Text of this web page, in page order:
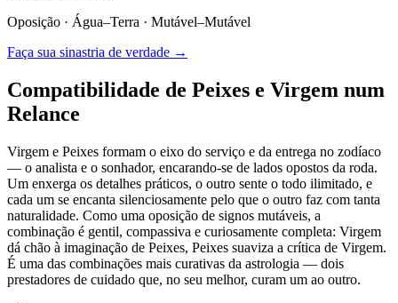
Oposição · Água–Terra · Mutável–Mutável
Faça sua sinastria de verdade →
Compatibilidade de Peixes e Virgem num
Relance
Virgem e Peixes formam o eixo do serviço e da entrega no zodíaco
— o analista e o sonhador, encarando-se de lados opostos da roda.
Um enxerga os detalhes práticos, o outro sente o todo ilimitado, e
cada um se encanta silenciosamente pelo que o outro faz com tanta
naturalidade. Como uma oposição de signos mutáveis, a
combinação é gentil, compassiva e curiosamente completa: Virgem
dá chão à imaginação de Peixes, Peixes suaviza a crítica de Virgem.
É uma das combinações mais curativas da astrologia — dois
prestadores de cuidado que, no seu melhor, curam um ao outro.